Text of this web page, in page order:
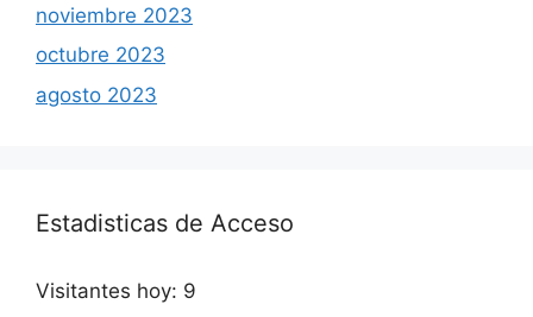
noviembre 2023
octubre 2023
agosto 2023
Estadisticas de Acceso
Visitantes hoy: 9